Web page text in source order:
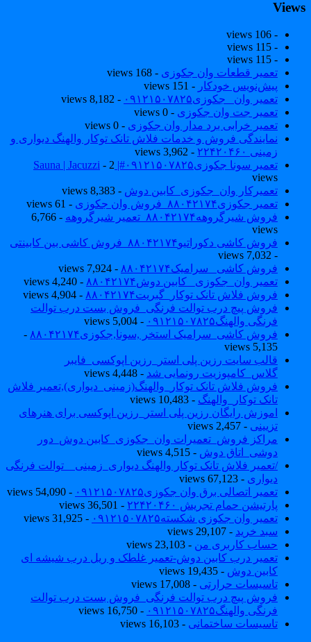
- 106 views
- 115 views
- 115 views
تعمیر قطعات وان جکوزی - 168 views
پیش‌نویس خودکار- 151 views
تعمیر وان _جکوزی۰۹۱۲۱۵۰۷۸۲۵
- 8,182 views
تعمیر جت وان جکوزی - 0 views
تعمیر خرابی برد مدار وان جکوزی - 0 views
نمایندگی فروش و خدمات فلاش تانک توکار والهنگ دیواری و
زمینی ۲۲۴۲۰۴۶۰
- 3,962 views
تعمیر سونا جکوزی۰۹۱۲۱۵۰۷۸۲۵#| Sauna | Jacuzzi
- 2
views
تعمیرکار وان_جکوزی_کابین دوش- 8,383 views
تعمیر جکوزی۸۸۰۴۲۱۷۴_فروش وان جکوزی
- 61 views
فروش شیرگروهه۸۸۰۴۲۱۷۴_تعمیر شیرگروهه
- 6,766
views
فروش کاشی دکوراتیو۸۸۰۴۲۱۷۴_فروش کاشی بین کابینتی
فروش کاشی _سرامیک۸۸۰۴۲۱۷۴
- 7,924 views
تعمیر وان_جکوزی_ کابین دوش۸۸۰۴۲۱۷۴
- 4,240 views
فروش فلاش تانک توکار_گبریت۸۸۰۴۲۱۷۴
- 4,904 views
فروش پیچ درب توالت فرنگی_فروش بست درب توالت
فرنگی والهنگ۰۹۱۲۱۵۰۷۸۲۵
- 5,004 views
فروش کاشی_سرامیک استخر ,سونا,جکوزی۸۸۰۴۲۱۷۴
-
5,135 views
قالب سایت رزین پلی استر_رزین اپوکسی_فایبر
گلاس_کامپوزیت رونمایی شد- 4,448 views
فروش فلاش تانک توکار_والهنگ(زمینی_دیواری),تعمیر فلاش
تانک توکار_والهنگ- 10,483 views
اموزش رایگان رزین پلی استر_رزین اپوکسی برای هنرهای
تزیینی- 2,457 views
مراکز فروش_تعمیرات وان_جکوزی_کابین دوش_دور
دوشی_اتاق دوش- 4,515 views
/تعمیر فلاش تانک توکار والهنگ دیواری_زمینی _ توالت فرنگی
دیواری - 67,123 views
تعمیر اتصالی برق وان جکوزی۰۹۱۲۱۵۰۷۸۲۵
- 54,090 views
پارتیشن حمام تجریش ۲۲۴۲۰۴۶۰
- 36,501 views
تعمیر وان جکوزی شکسته۰۹۱۲۱۵۰۷۸۲۵
- 31,925 views
سبد خرید - 29,107 views
حساب کاربری من- 23,103 views
تعمیر درب کابین دوش-تعمیر غلطک و ریل درب شیشه ای
کابین دوش- 19,435 views
تاسیسات حرارتی- 17,008 views
فروش پیچ درب توالت فرنگی_فروش بست درب توالت
فرنگی والهنگ۰۹۱۲۱۵۰۷۸۲۵
- 16,750 views
تاسیسات ساختمانی- 16,103 views